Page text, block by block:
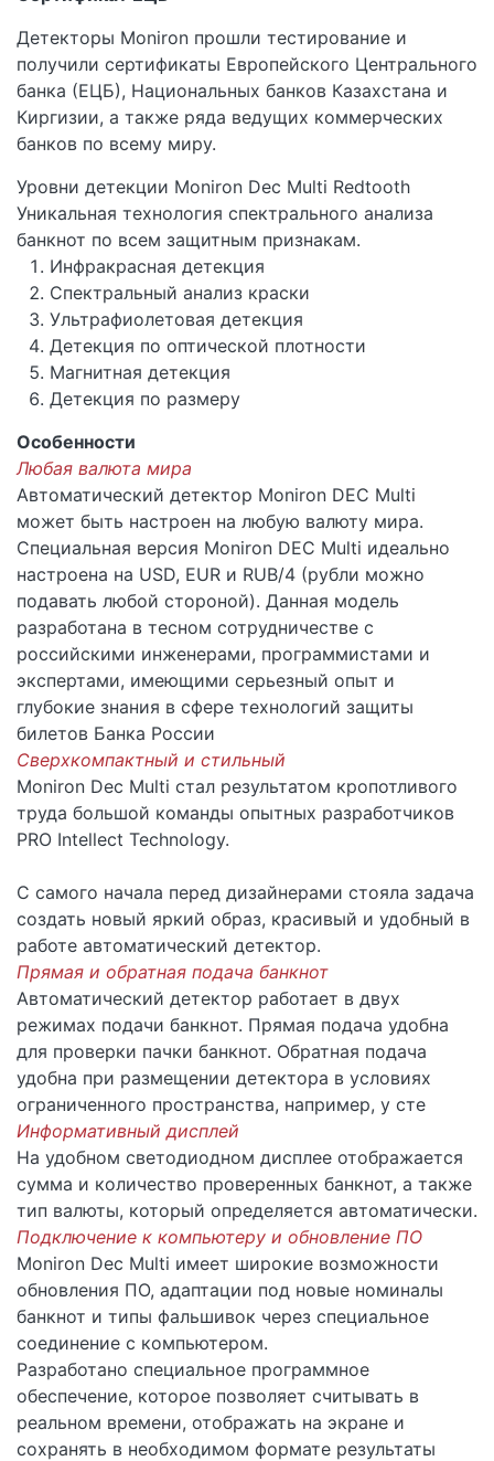
Детекторы Moniron прошли тестирование и
получили сертификаты Европейского Центрального
банка (ЕЦБ), Национальных банков Казахстана и
Киргизии, а также ряда ведущих коммерческих
банков по всему миру.
Уровни детекции Moniron Dec Multi Redtooth
Уникальная технология спектрального анализа
банкнот по всем защитным признакам.
Инфракрасная детекция
Спектральный анализ краски
Ультрафиолетовая детекция
Детекция по оптической плотности
Магнитная детекция
Детекция по размеру
Особенности
Любая валюта мира
Автоматический детектор Moniron DEC Multi
может быть настроен на любую валюту мира.
Специальная версия Moniron DEC Multi идеально
настроена на USD, EUR и RUB/4 (рубли можно
подавать любой стороной). Данная модель
разработана в тесном сотрудничестве с
российскими инженерами, программистами и
экспертами, имеющими серьезный опыт и
глубокие знания в сфере технологий защиты
билетов Банка России
Сверхкомпактный и стильный
Moniron Dec Multi стал результатом кропотливого
труда большой команды опытных разработчиков
PRO Intellect Technology.
С самого начала перед дизайнерами стояла задача
создать новый яркий образ, красивый и удобный в
работе автоматический детектор.
Прямая и обратная подача банкнот
Автоматический детектор работает в двух
режимах подачи банкнот. Прямая подача удобна
для проверки пачки банкнот. Обратная подача
удобна при размещении детектора в условиях
ограниченного пространства, например, у сте
Информативный дисплей
На удобном светодиодном дисплее отображается
сумма и количество проверенных банкнот, а также
тип валюты, который определяется автоматически.
Подключение к компьютеру и обновление ПО
Moniron Dec Multi имеет широкие возможности
обновления ПО, адаптации под новые номиналы
банкнот и типы фальшивок через специальное
соединение с компьютером.
Разработано специальное программное
обеспечение, которое позволяет считывать в
реальном времени, отображать на экране и
сохранять в необходимом формате результаты